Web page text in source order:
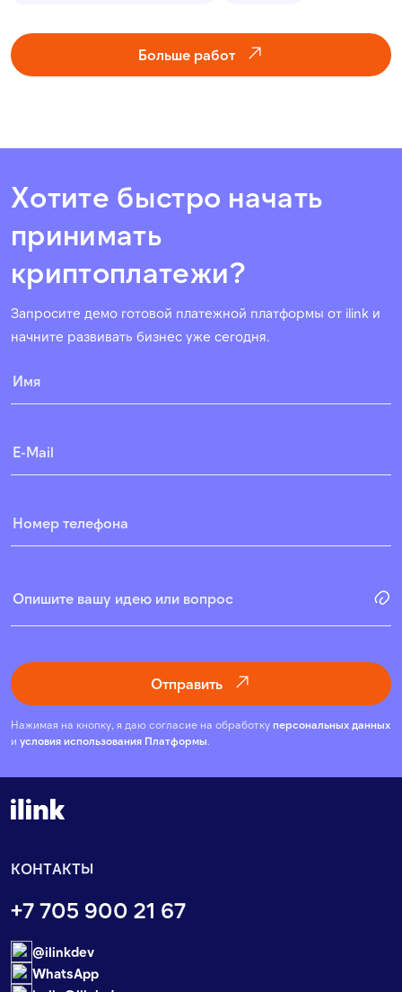
Больше работ
Хотите быстро начать
принимать
криптоплатежи?
Запросите демо готовой платежной платформы от ilink и
начните развивать бизнес уже сегодня.
Отправить
Нажимая на кнопку, я даю согласие на обработку персональных данных
и условия использования Платформы.
КОНТАКТЫ
+7 705 900 21 67
@ilinkdev
WhatsApp